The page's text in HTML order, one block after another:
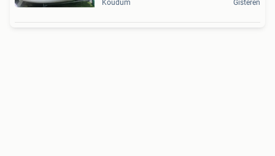
Koudum Gisteren